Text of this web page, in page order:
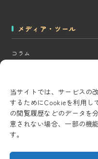
当サイトでは、サービスの
するためにCookieを利用し
の閲覧履歴などのデータを
意されない場合、一部の機
す。
メディア・ツール
コラム
CRM・MAツール選定診断
BigQuery×GTM 相場見積も
ツール
AI用語集